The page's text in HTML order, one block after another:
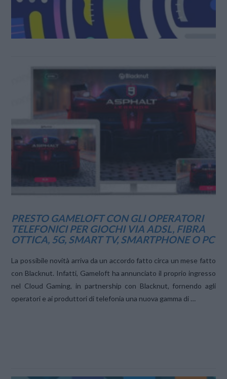
PRESTO GAMELOFT CON GLI OPERATORI
TELEFONICI PER GIOCHI VIA ADSL, FIBRA
OTTICA, 5G, SMART TV, SMARTPHONE O PC
La possibile novità arriva da un accordo fatto circa un mese fatto
con Blacknut. Infatti, Gameloft ha annunciato il proprio ingresso
nel Cloud Gaming, in partnership con Blacknut, fornendo agli
operatori e ai produttori di telefonia una nuova gamma di …